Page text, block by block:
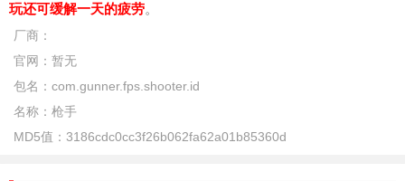
玩还可缓解一天的疲劳。
厂商：
官网： 暂无
包名： com.gunner.fps.shooter.id
名称： 枪手
MD5值： 3186cdc0cc3f26b062fa62a01b85360d